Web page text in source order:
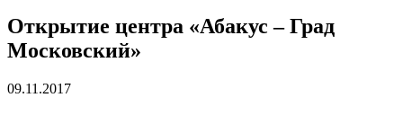
Открытие центра «Абакус – Град
Московский»
09.11.2017